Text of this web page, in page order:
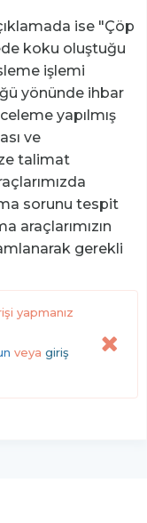
ise "Çöp
koku oluştuğu
işlemi
yönünde ihbar
yapılmış
ve
talimat
sorunu tespit
araçlarımızın
gerekli
yapmanız
veya giriş